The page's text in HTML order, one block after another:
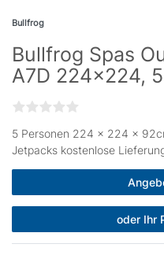
Bullfrog
Bullfrog Spas
A7D 224x224,
5 Personen 224 × 224 x
Jetpacks kostenlose
oder Ihr